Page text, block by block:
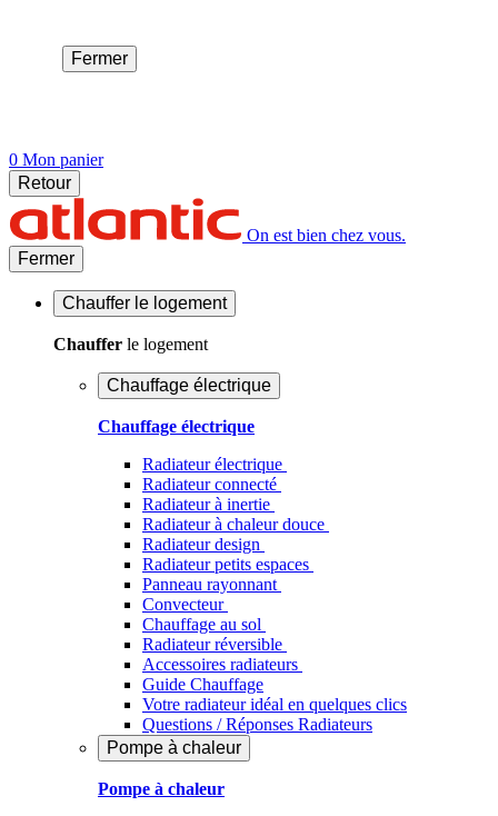
Fermer
0 Mon panier
Retour
On est bien chez vous.
Fermer
Chauffer le logement
Chauffer le logement
Chauffage électrique
Chauffage électrique
Radiateur électrique
Radiateur connecté
Radiateur à inertie
Radiateur à chaleur douce
Radiateur design
Radiateur petits espaces
Panneau rayonnant
Convecteur
Chauffage au sol
Radiateur réversible
Accessoires radiateurs
Guide Chauffage
Votre radiateur idéal en quelques clics
Questions / Réponses Radiateurs
Pompe à chaleur
Pompe à chaleur